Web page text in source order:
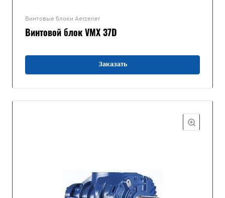
Винтовые блоки Aerzener
Винтовой блок VMX 37D
Заказать